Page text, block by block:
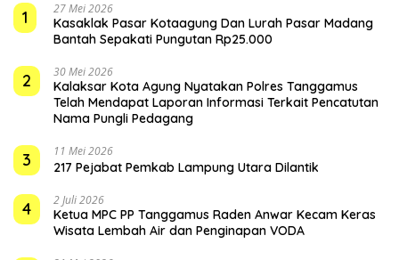
1
27 Mei 2026
Kasaklak Pasar Kotaagung Dan Lurah Pasar Madang
Bantah Sepakati Pungutan Rp25.000
2 30 Mei 2026
Kalaksar Kota Agung Nyatakan Polres Tanggamus
Telah Mendapat Laporan Informasi Terkait Pencatutan
Nama Pungli Pedagang
3 11 Mei 2026
217 Pejabat Pemkab Lampung Utara Dilantik
4 2 Juli 2026
Ketua MPC PP Tanggamus Raden Anwar Kecam Keras
Wisata Lembah Air dan Penginapan VODA